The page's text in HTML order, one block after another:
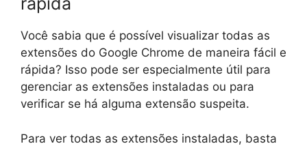
Você sabia que é possível visualizar todas as
extensões do Google Chrome de maneira fácil e
rápida? Isso pode ser especialmente útil para
gerenciar as extensões instaladas ou para
verificar se há alguma extensão suspeita.
Para ver todas as extensões instaladas, basta